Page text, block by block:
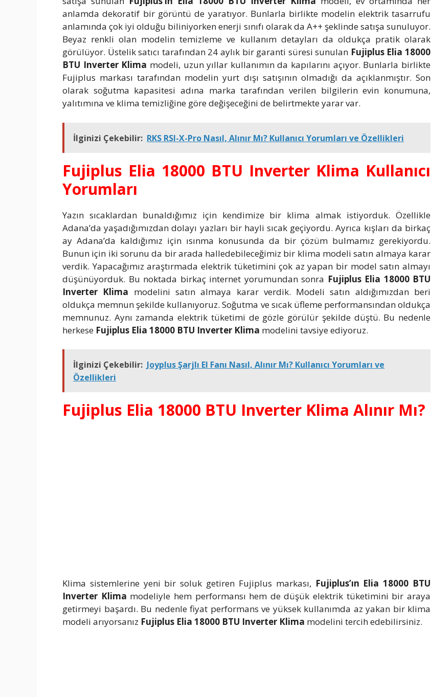
anlamda dekoratif bir görüntü de yaratıyor. Bunlarla birlikte modelin elektrik tasarrufu
anlamında çok iyi olduğu biliniyorken enerji sınıfı olarak da A++ şeklinde satışa sunuluyor.
Beyaz renkli olan modelin temizleme ve kullanım detayları da oldukça pratik olarak
görülüyor. Üstelik satıcı tarafından 24 aylık bir garanti süresi sunulan Fujiplus Elia 18000
BTU Inverter Klima modeli, uzun yıllar kullanımın da kapılarını açıyor. Bunlarla birlikte
Fujiplus markası tarafından modelin yurt dışı satışının olmadığı da açıklanmıştır. Son
olarak soğutma kapasitesi adına marka tarafından verilen bilgilerin evin konumuna,
yalıtımına ve klima temizliğine göre değişeceğini de belirtmekte yarar var.
İlginizi Çekebilir: RKS RSI-X-Pro Nasıl, Alınır Mı? Kullanıcı Yorumları ve Özellikleri
Fujiplus Elia 18000 BTU Inverter Klima Kullanıcı
Yorumları
Yazın sıcaklardan bunaldığımız için kendimize bir klima almak istiyorduk. Özellikle
Adana’da yaşadığımızdan dolayı yazları bir hayli sıcak geçiyordu. Ayrıca kışları da birkaç
ay Adana’da kaldığımız için ısınma konusunda da bir çözüm bulmamız gerekiyordu.
Bunun için iki sorunu da bir arada halledebileceğimiz bir klima modeli satın almaya karar
verdik. Yapacağımız araştırmada elektrik tüketimini çok az yapan bir model satın almayı
düşünüyorduk. Bu noktada birkaç internet yorumundan sonra Fujiplus Elia 18000 BTU
Inverter Klima modelini satın almaya karar verdik. Modeli satın aldığımızdan beri
oldukça memnun şekilde kullanıyoruz. Soğutma ve sıcak üfleme performansından oldukça
memnunuz. Aynı zamanda elektrik tüketimi de gözle görülür şekilde düştü. Bu nedenle
herkese Fujiplus Elia 18000 BTU Inverter Klima modelini tavsiye ediyoruz.
İlginizi Çekebilir: Joyplus Şarjlı El Fanı Nasıl, Alınır Mı? Kullanıcı Yorumları ve
Özellikleri
Fujiplus Elia 18000 BTU Inverter Klima Alınır Mı?
Klima sistemlerine yeni bir soluk getiren Fujiplus markası, Fujiplus’ın Elia 18000 BTU
Inverter Klima modeliyle hem performansı hem de düşük elektrik tüketimini bir araya
getirmeyi başardı. Bu nedenle fiyat performans ve yüksek kullanımda az yakan bir klima
modeli arıyorsanız Fujiplus Elia 18000 BTU Inverter Klima modelini tercih edebilirsiniz.